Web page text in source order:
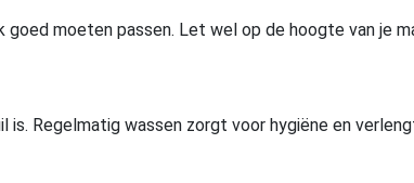
moeten passen. Let wel op de hoogte van je
Regelmatig wassen zorgt voor hygiëne en